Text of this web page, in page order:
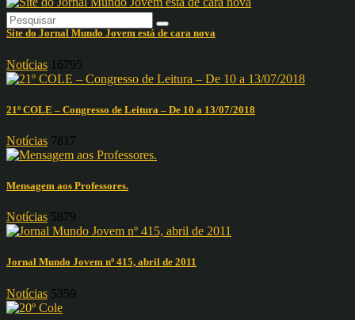
Site do Jornal Mundo Jovem está de cara nova
Notícias 16795
21º COLE – Congresso de Leitura – De 10 a 13/07/2018
Notícias 7817
Mensagem aos Professores.
Notícias 5879
Jornal Mundo Jovem nº 415, abril de 2011
Notícias 5359